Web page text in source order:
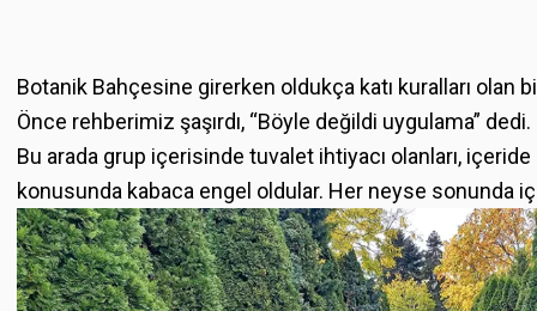
Botanik Bahçesine girerken oldukça katı kuralları olan
Önce rehberimiz şaşırdı, “Böyle değildi uygulama”
Bu arada grup içerisinde tuvalet ihtiyacı olanları,
konusunda kabaca engel oldular. Her neyse sonunda